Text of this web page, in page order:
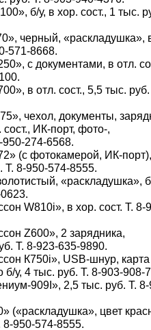
б/у, в хор. сост., 1 тыс.
черный, «раскладушка»,
571-8668.
с документами, в отл.
в отл. сост., 5,5 тыс.
чехол, документы,
сост., ИК-порт, фото-,
274-6568.
(с фотокамерой, ИК-
Т. 8-950-574-8555.
«раскладушка»,
W810i», в хор. сост. Т. 8-
Z600», 2 зарядника,
Т. 8-923-635-9890.
К750i», USB-шнур, карта
у, 4 тыс. руб. Т. 8-903-908-
909I», 2,5 тыс. руб. Т.
(«раскладушка», цвет
8-950-574-8555.